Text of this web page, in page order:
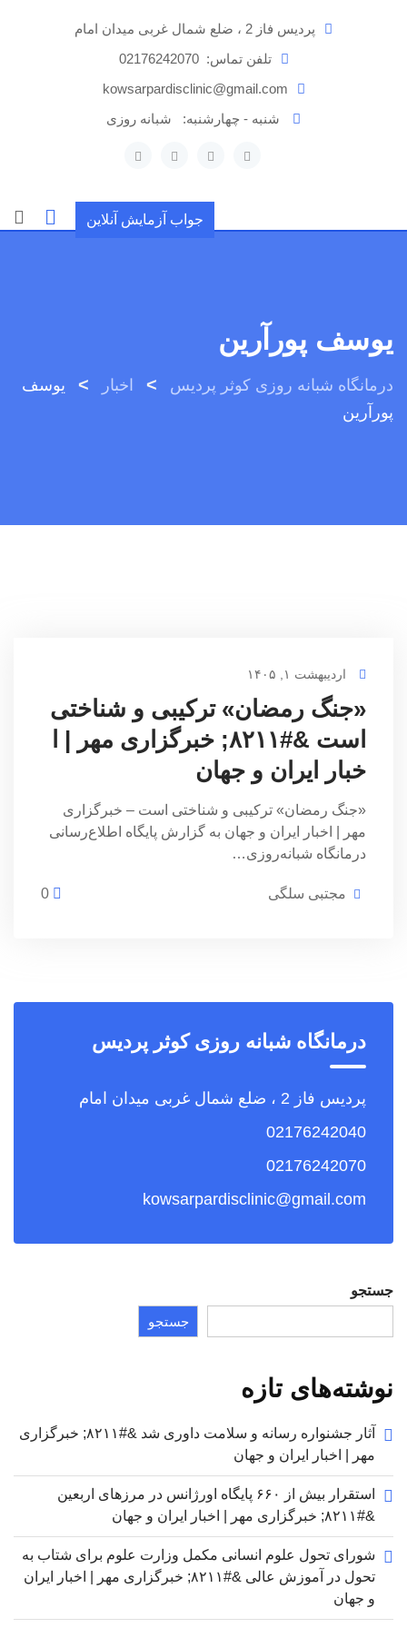
پردیس فاز 2 ، ضلع شمال غربی میدان امام
تلفن تماس:02176242070
kowsarpardisclinic@gmail.com
شنبه - چهارشنبه:
شبانه روزی
جواب آزمایش آنلاین
یوسف پورآرین
درمانگاه شبانه روزی کوثر پردیس > اخبار >
یوسف
پورآرین
اردیبهشت ۱, ۱۴۰۵
«جنگ رمضان» ترکیبی و شناختی
است &#۸۲۱۱; خبرگزاری مهر | ا
خبار ایران و جهان
«جنگ رمضان» ترکیبی و شناختی است – خبرگزاری
مهر | اخبار ایران و جهان به گزارش پایگاه اطلاع‌رسانی
درمانگاه شبانه‌روزی…
مجتبی سلگی
درمانگاه شبانه روزی کوثر پردیس
پردیس فاز 2 ، ضلع شمال غربی میدان امام
02176242040
02176242070
kowsarpardisclinic@gmail.com
جستجو
جستجو
نوشته‌های تازه
آثار جشنواره رسانه و سلامت داوری شد &#۸۲۱۱; خبرگزاری
مهر | اخبار ایران و جهان
استقرار بیش از ۶۶۰ پایگاه اورژانس در مرزهای اربعین
&#۸۲۱۱; خبرگزاری مهر | اخبار ایران و جهان
شورای تحول علوم انسانی مکمل وزارت علوم برای شتاب به
تحول در آموزش عالی &#۸۲۱۱; خبرگزاری مهر | اخبار ایران
و جهان